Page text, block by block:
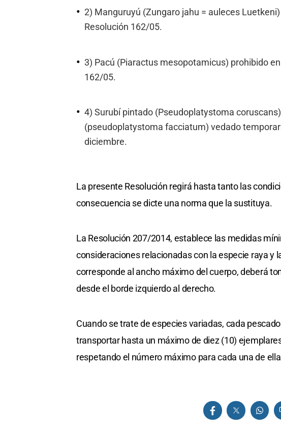
2) Manguruyú (Zungaro jahu = auleces
Resolución 162/05.
3) Pacú (Piaractus mesopotamicus) prohibido
162/05.
4) Surubí pintado (Pseudoplatystoma
(pseudoplatystoma facciatum) vedado
diciembre.
La presente Resolución regirá hasta tanto las
consecuencia se dicte una norma que la sustituya.
La Resolución 207/2014, establece las medidas
consideraciones relacionadas con la especie raya y
corresponde al ancho máximo del cuerpo, deberá
desde el borde izquierdo al derecho.
Cuando se trate de especies variadas, cada
transportar hasta un máximo de diez (10)
respetando el número máximo para cada una de